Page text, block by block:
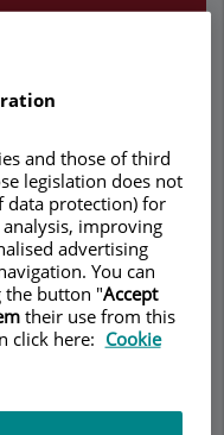
y
facial puede
y cambiar la vida
limitados
and those of third
legislation does not
data protection) for
improving
advertising
You can
the button "Accept
their use from this
click here: Cookie